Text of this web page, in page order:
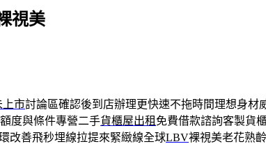
視美
上市討論區確認後到店辦理更快速不拖時間理想身材
度與條件專營二手貨櫃屋出租 免費借款諮詢客製貨
改善飛秒埋線拉提來緊緻線全球LBV裸視美老花熟